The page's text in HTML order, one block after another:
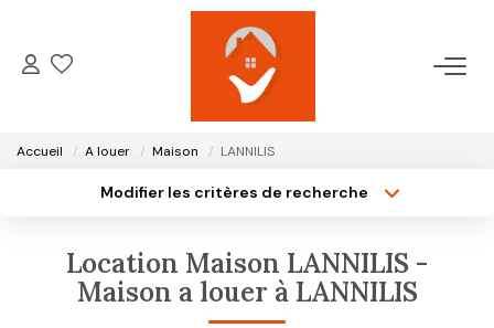
ACCUEIL
LOCATIONS
Accueil A louer Maison LANNILIS
Modifier les critères de recherche
Sélectionnez...
Type de bien
Surface min
Location Maison LANNILIS -
Maison a louer à LANNILIS